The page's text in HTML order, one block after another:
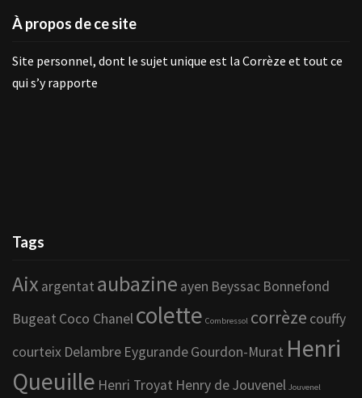
À propos de ce site
Site personnel, dont le sujet unique est la Corrèze et tout ce
qui s’y rapporte
Tags
Aix argentat aubazine ayen Beyssac Bonnefond
Bugeat Coco Chanelcolette Combressol corrèze couffy
courteix Delambre EygurandeGourdon-Murat Henri
Queuille Henri Troyat Henry de Jouvenel Jouvenel